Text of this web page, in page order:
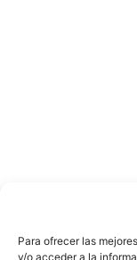
Para ofrecer las
y/o acceder a la